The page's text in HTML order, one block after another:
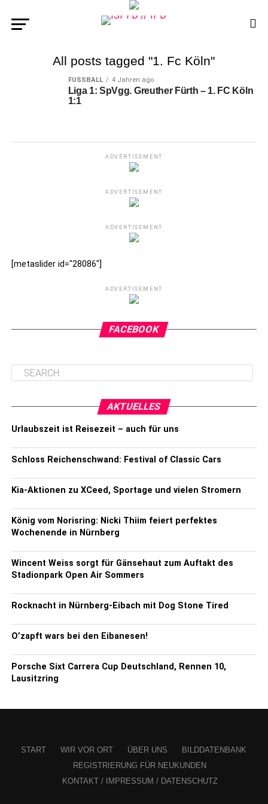
All posts tagged "1. Fc Köln"
FUSSBALL 4 Jahren ago
Liga 1: SpVgg. Greuther Fürth – 1. FC Köln
1:1
ADVERTISEMENT
ADVERTISEMENT
ADVERTISEMENT
[metaslider id="28086"]
ADVERTISEMENT
FACEBOOK
AKTUELLES
Urlaubszeit ist Reisezeit – auch für uns
Schloss Reichenschwand: Festival of Classic Cars
Kia-Aktionen zu XCeed, Sportage und vielen Stromern
König vom Norisring: Nicki Thiim feiert perfektes
Wochenende in Nürnberg
Wincent Weiss sorgt für Gänsehaut zum Auftakt des
Stadionpark Open Air Sommers
Rocknacht in Nürnberg-Eibach mit Dog Stone Tired
O’zapft wars bei den Eibanesen!
Porsche Sixt Carrera Cup Deutschland, Rennen 10,
Lausitzring
START WIR VOR ORT ÜBER UNS
BILDDATENBANK
REGISTRIERUNG FÜR NEUKUNDEN
KONTAKT / IMPRESSUM / DATENSCHUTZ